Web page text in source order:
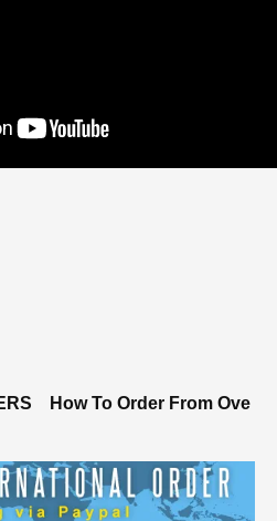
How To Order From Ove